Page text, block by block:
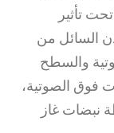
تأثير
السائل من
والسطح
فوق الصوتية،
نبضات غاز